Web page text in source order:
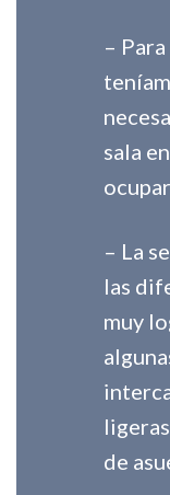
–
sala
– La
las
muy
de